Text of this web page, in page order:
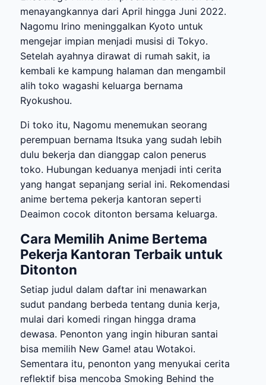
menayangkannya dari April hingga Juni 2022.
Nagomu Irino meninggalkan Kyoto untuk
mengejar impian menjadi musisi di Tokyo.
Setelah ayahnya dirawat di rumah sakit, ia
kembali ke kampung halaman dan mengambil
alih toko wagashi keluarga bernama
Ryokushou.
Di toko itu, Nagomu menemukan seorang
perempuan bernama Itsuka yang sudah lebih
dulu bekerja dan dianggap calon penerus
toko. Hubungan keduanya menjadi inti cerita
yang hangat sepanjang serial ini. Rekomendasi
anime bertema pekerja kantoran seperti
Deaimon cocok ditonton bersama keluarga.
Cara Memilih Anime Bertema
Pekerja Kantoran Terbaik untuk
Ditonton
Setiap judul dalam daftar ini menawarkan
sudut pandang berbeda tentang dunia kerja,
mulai dari komedi ringan hingga drama
dewasa. Penonton yang ingin hiburan santai
bisa memilih New Game! atau Wotakoi.
Sementara itu, penonton yang menyukai cerita
reflektif bisa mencoba Smoking Behind the